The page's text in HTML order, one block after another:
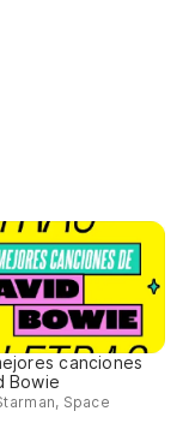
canciones
Bowie
Space